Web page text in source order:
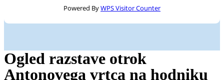
Powered ByWPS Visitor Counter
Ogled razstave otrok
Antonovega vrtca na hodniku